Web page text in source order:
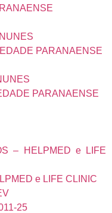
PARANAENSE
PARANAENSE
– HELPMED e LIFE
e LIFE CLINIC
25